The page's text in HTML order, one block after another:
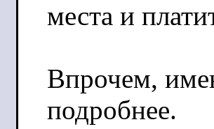
места и
Впрочем,
подробнее.